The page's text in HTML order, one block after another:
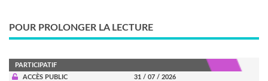
POUR PROLONGER LA LECTURE
PARTICIPATIF
ACCÈS PUBLIC
31 / 07 / 2026